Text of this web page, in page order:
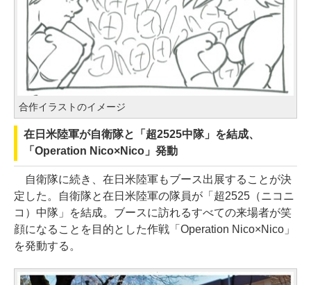
合作イラストのイメージ
在日米陸軍が自衛隊と「超2525中隊」を結成、
「Operation Nico×Nico」発動
自衛隊に続き、在日米陸軍もブース出展することが決
定した。自衛隊と在日米陸軍の隊員が「超2525（ニコニ
コ）中隊」を結成。ブースに訪れるすべての来場者が笑
顔になることを目的とした作戦「Operation Nico×Nico」
を発動する。